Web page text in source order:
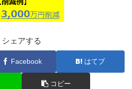
シェアする
Facebook はてブ
コピー